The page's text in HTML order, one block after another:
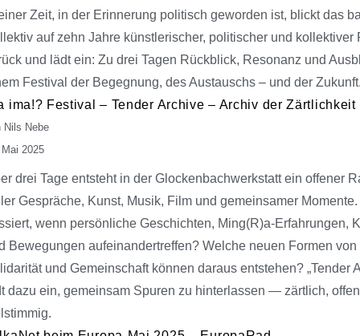
Zeit, in der Erinnerung politisch geworden ist, blickt das
auf zehn Jahre künstlerischer, politischer und kollektiver
und lädt ein: Zu drei Tagen Rückblick, Resonanz und
Festival der Begegnung, des Austauschs – und der
ima!? Festival – Tender Archive – Archiv der Zärtlichkeit
Nils Nebe
2025
drei Tage entsteht in der Glockenbachwerkstatt ein offener
Gespräche, Kunst, Musik, Film und gemeinsamer Momente.
wenn persönliche Geschichten, Ming(R)a-Erfahrungen,
Bewegungen aufeinandertreffen? Welche neuen Formen von
und Gemeinschaft können daraus entstehen? „Tender
dazu ein, gemeinsam Spuren zu hinterlassen — zärtlich,